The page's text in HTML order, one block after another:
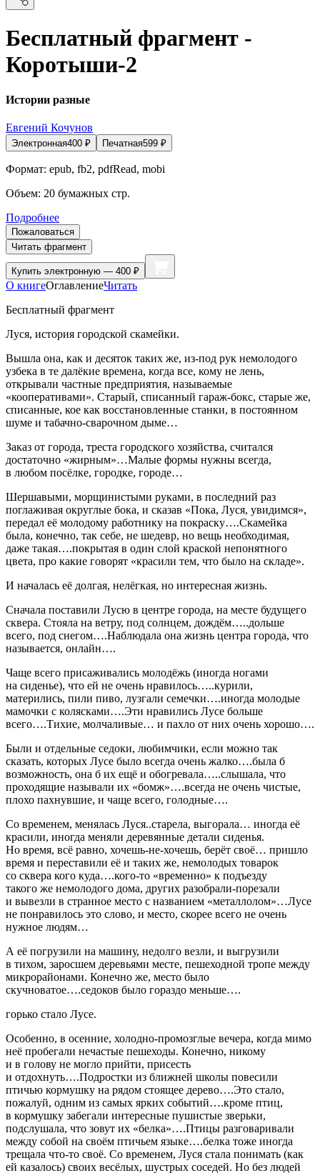
Бесплатный фрагмент -
Коротыши-2
Истории разные
Евгений Кочунов
Электронная400 ₽ Печатная599 ₽
Формат: epub, fb2, pdfRead, mobi
Объем: 20 бумажных стр.
Подробнее
Пожаловаться
Читать фрагмент
Купить электронную — 400 ₽
О книгеОглавлениеЧитать
Бесплатный фрагмент
Луся, история городской скамейки.
Вышла она, как и десяток таких же, из-под рук немолодого
узбека в те далёкие времена, когда все, кому не лень,
открывали частные предприятия, называемые
«кооперативами». Старый, списанный гараж-бокс, старые же,
списанные, кое как восстановленные станки, в постоянном
шуме и табачно-сварочном дыме…
Заказ от города, треста городского хозяйства, считался
достаточно «жирным»…Малые формы нужны всегда,
в любом посёлке, городке, городе…
Шершавыми, морщинистыми руками, в последний раз
поглаживая округлые бока, и сказав «Пока, Луся, увидимся»,
передал её молодому работнику на покраску….Скамейка
была, конечно, так себе, не шедевр, но вещь необходимая,
даже такая….покрытая в один слой краской непонятного
цвета, про какие говорят «красили тем, что было на складе».
И началась её долгая, нелёгкая, но интересная жизнь.
Сначала поставили Лусю в центре города, на месте будущего
сквера. Стояла на ветру, под солнцем, дождём…..дольше
всего, под снегом….Наблюдала она жизнь центра города, что
называется, онлайн….
Чаще всего присаживались молодёжь (иногда ногами
на сиденье), что ей не очень нравилось…..курили,
матерились, пили пиво, лузгали семечки….иногда молодые
мамочки с колясками….Эти нравились Лусе больше
всего….Тихие, молчаливые… и пахло от них очень хорошо….
Были и отдельные седоки, любимчики, если можно так
сказать, которых Лусе было всегда очень жалко….была б
возможность, она б их ещё и обогревала…..слышала, что
проходящие называли их «бомж»….всегда не очень чистые,
плохо пахнувшие, и чаще всего, голодные….
Со временем, менялась Луся..старела, выгорала… иногда её
красили, иногда меняли деревянные детали сиденья.
Но время, всё равно, хочешь-не-хочешь, берёт своё… пришло
время и переставили её и таких же, немолодых товарок
со сквера кого куда….кого-то «временно» к подъезду
такого же немолодого дома, других разобрали-порезали
и вывезли в странное место с названием «металлолом»…Лусе
не понравилось это слово, и место, скорее всего не очень
нужное людям…
А её погрузили на машину, недолго везли, и выгрузили
в тихом, заросшем деревьями месте, пешеходной тропе между
микрорайонами. Конечно же, место было
скучноватое….седоков было гораздо меньше….
горько стало Лусе.
Особенно, в осенние, холодно-промозглые вечера, когда мимо
неё пробегали нечастые пешеходы. Конечно, никому
и в голову не могло прийти, присесть
и отдохнуть….Подростки из ближней школы повесили
птичью кормушку на рядом стоящее дерево….Это стало,
пожалуй, одним из самых ярких событий….кроме птиц,
в кормушку забегали интересные пушистые зверьки,
подслушала, что зовут их «белка»….Птицы разговаривали
между собой на своём птичьем языке….белка тоже иногда
трещала что-то своё. Со временем, Луся стала понимать (как
ей казалось) своих весёлых, шустрых соседей. Но без людей